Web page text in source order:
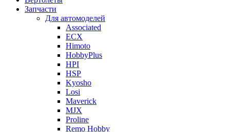
Запчасти
Для автомоделей
Associated
ECX
Himoto
HobbyPlus
HPI
HSP
Kyosho
Losi
Maverick
MJX
Proline
Remo Hobby